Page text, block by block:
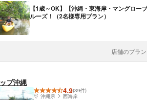
【1歳～OK】【沖縄・東海岸・マングロ
ルーズ！（2名様専用プラン）
店舗のプラ
プ沖縄
4.9(39件)
沖縄県
西海岸